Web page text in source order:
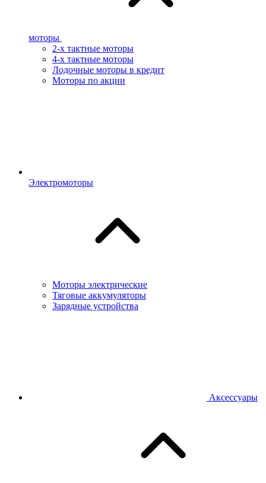
моторы
2-х тактные моторы
4-х тактные моторы
Лодочные моторы в кредит
Моторы по акции
Электромоторы
Моторы электрические
Тяговые аккумуляторы
Зарядные устройства
Аксессуары